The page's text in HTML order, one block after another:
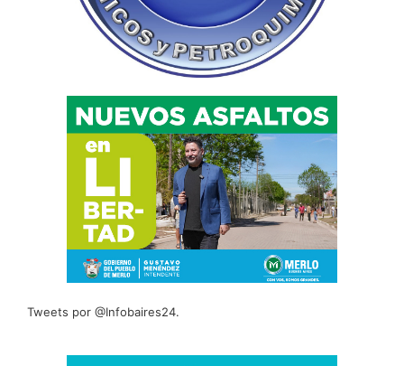
Tweets por @Infobaires24.